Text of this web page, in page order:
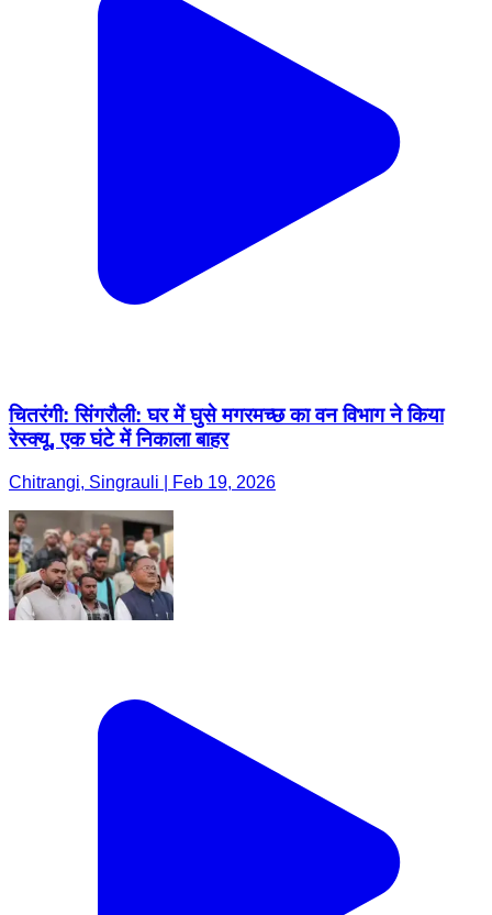
चितरंगी: सिंगरौली: घर में घुसे मगरमच्छ का वन विभाग ने किया
रेस्क्यू, एक घंटे में निकाला बाहर
Chitrangi, Singrauli | Feb 19, 2026